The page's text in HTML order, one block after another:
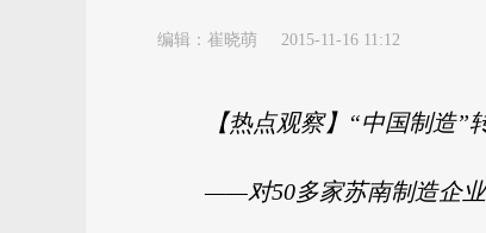
编辑：崔晓萌 2015-11-16 11:12
【热点观察】“中国制造
——对50多家苏南制造企